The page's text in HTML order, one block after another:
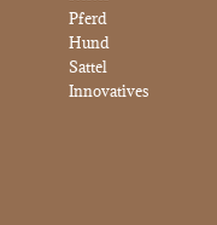
Pferd
Hund
Sattel
Innovatives